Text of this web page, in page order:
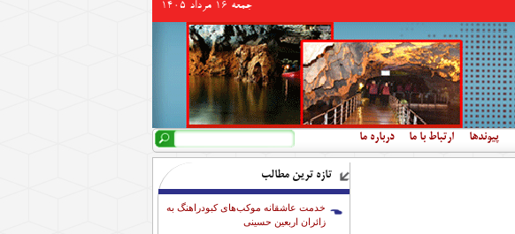
جمعه 16 مرداد 1405
پیوندها ارتباط با ما درباره ما فرم جستجو
جستجو
تازه ترین مطالب
خدمت عاشقانه موکب‌های کبودراهنگ به
زائران اربعین حسینی